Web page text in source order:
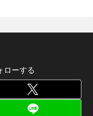
ローする